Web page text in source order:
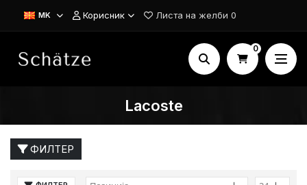
MK Корисник Листа на желби 0
0
Lacoste
ФИЛТЕР